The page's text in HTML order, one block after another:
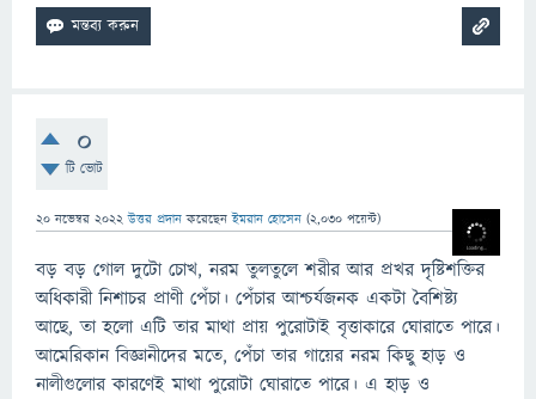
0
টি ভোট
20 নভেম্বর 2022 উত্তর প্রদান করেছেনইমরান হোসেন (2,030 পয়েন্ট)
বড় বড় গোল দুটো চোখ, নরম তুলতুলে শরীর আর প্রখর দৃষ্টিশক্তির
অধিকারী নিশাচর প্রাণী পেঁচা। পেঁচার আশ্চর্যজনক একটা বৈশিষ্ট্য
আছে, তা হলো এটি তার মাথা প্রায় পুরোটাই বৃত্তাকারে ঘোরাতে পারে।
আমেরিকান বিজ্ঞানীদের মতে, পেঁচা তার গায়ের নরম কিছু হাড় ও
নালীগুলোর কারণেই মাথা পুরোটা ঘোরাতে পারে। এ হাড় ও